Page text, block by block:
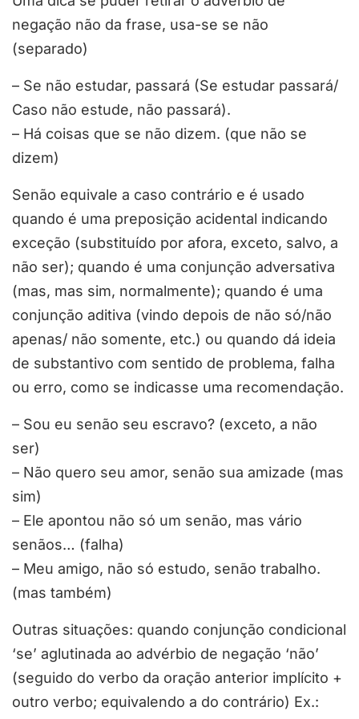
negação não da frase, usa-se se não
(separado)
– Se não estudar, passará (Se estudar passará/
Caso não estude, não passará).
– Há coisas que se não dizem. (que não se
dizem)
Senão equivale a caso contrário e é usado
quando é uma preposição acidental indicando
exceção (substituído por afora, exceto, salvo, a
não ser); quando é uma conjunção adversativa
(mas, mas sim, normalmente); quando é uma
conjunção aditiva (vindo depois de não só/não
apenas/ não somente, etc.) ou quando dá ideia
de substantivo com sentido de problema, falha
ou erro, como se indicasse uma recomendação.
– Sou eu senão seu escravo? (exceto, a não
ser)
– Não quero seu amor, senão sua amizade (mas
sim)
– Ele apontou não só um senão, mas vário
senãos… (falha)
– Meu amigo, não só estudo, senão trabalho.
(mas também)
Outras situações: quando conjunção condicional
‘se’ aglutinada ao advérbio de negação ‘não’
(seguido do verbo da oração anterior implícito +
outro verbo; equivalendo a do contrário) Ex.: